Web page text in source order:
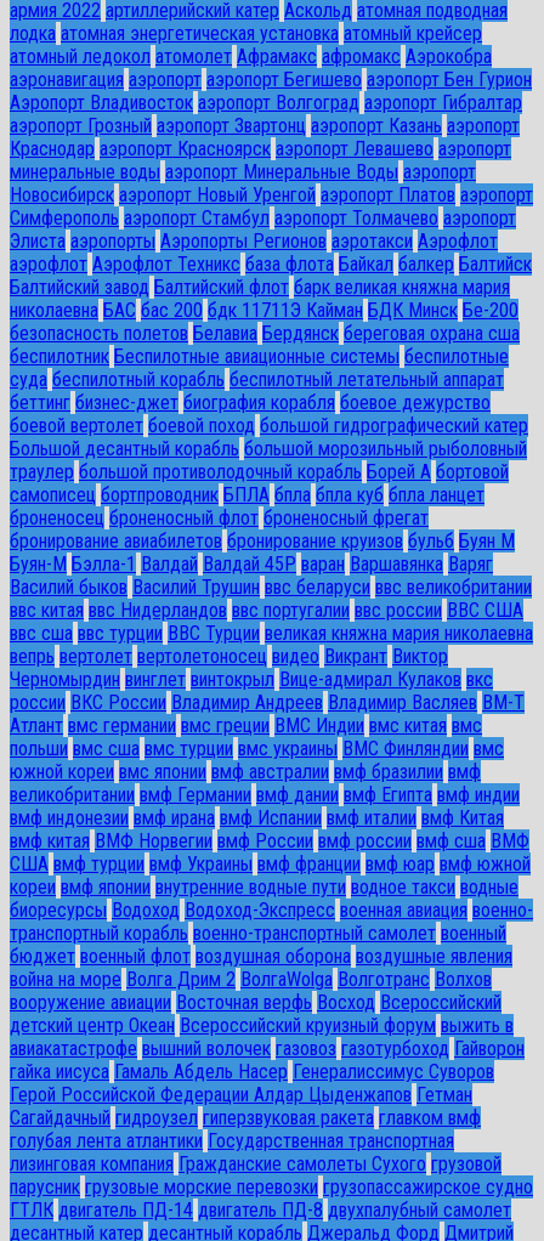
армия 2022 артиллерийский катер Аскольд атомная подводная
лодка атомная энергетическая установка атомный крейсер
атомный ледокол атомолет Афрамакс афромакс Аэрокобра
аэронавигация аэропорт аэропорт Бегишево аэропорт Бен Гурион
Аэропорт Владивосток аэропорт Волгоград аэропорт Гибралтар
аэропорт Грозный аэропорт Звартонц аэропорт Казань аэропорт
Краснодар аэропорт Красноярск аэропорт Левашево аэропорт
минеральные воды аэропорт Минеральные Воды аэропорт
Новосибирск аэропорт Новый Уренгой аэропорт Платов аэропорт
Симферополь аэропорт Стамбул аэропорт Толмачево аэропорт
Элиста аэропорты Аэропорты Регионов аэротакси Аэрофлот
аэрофлот Аэрофлот Техникс база флота Байкал балкер Балтийск
Балтийский завод Балтийский флот барк великая княжна мария
николаевна БАС бас 200 бдк 11711Э Кайман БДК Минск Бе-200
безопасность полетов Белавиа Бердянск береговая охрана сша
беспилотник Беспилотные авиационные системы беспилотные
суда беспилотный корабль беспилотный летательный аппарат
беттинг бизнес-джет биография корабля боевое дежурство
боевой вертолет боевой поход большой гидрографический катер
Большой десантный корабль большой морозильный рыболовный
траулер большой противолодочный корабль Борей А бортовой
самописец бортпроводник БПЛА бпла бпла куб бпла ланцет
броненосец броненосный флот броненосный фрегат
бронирование авиабилетов бронирование круизов бульб Буян М
Буян-М Бэлла-1 Валдай Валдай 45Р варан Варшавянка Варяг
Василий быков Василий Трушин ввс беларуси ввс великобритании
ввс китая ввс Нидерландов ввс португалии ввс россии ВВС США
ввс сша ввс турции ВВС Турции великая княжна мария николаевна
вепрь вертолет вертолетоносец видео Викрант Виктор
Черномырдин винглет винтокрыл Вице-адмирал Кулаков вкс
россии ВКС России Владимир Андреев Владимир Васляев ВМ-Т
Атлант вмс германии вмс греции ВМС Индии вмс китая вмс
польши вмс сша вмс турции вмс украины ВМС Финляндии вмс
южной кореи вмс японии вмф австралии вмф бразилии вмф
великобритании вмф Германии вмф дании вмф Египта вмф индии
вмф индонезии вмф ирана вмф Испании вмф италии вмф Китая
вмф китая ВМФ Норвегии вмф России вмф россии вмф сша ВМФ
США вмф турции вмф Украины вмф франции вмф юар вмф южной
кореи вмф японии внутренние водные пути водное такси водные
биоресурсы Водоход Водоход-Экспресс военная авиация военно-
транспортный корабль военно-транспортный самолет военный
бюджет военный флот воздушная оборона воздушные явления
война на море Волга Дрим 2 ВолгаWolga Волготранс Волхов
вооружение авиации Восточная верфь Восход Всероссийский
детский центр Океан Всероссийский круизный форум выжить в
авиакатастрофе вышний волочек газовоз газотурбоход Гайворон
гайка иисуса Гамаль Абдель Насер Генералиссимус Суворов
Герой Российской Федерации Алдар Цыденжапов Гетман
Сагайдачный гидроузел гиперзвуковая ракета главком вмф
голубая лента атлантики Государственная транспортная
лизинговая компания Гражданские самолеты Сухого грузовой
парусник грузовые морские перевозки грузопассажирское судно
ГТЛК двигатель ПД-14 двигатель ПД-8 двухпалубный самолет
десантный катер десантный корабль Джеральд Форд Дмитрий